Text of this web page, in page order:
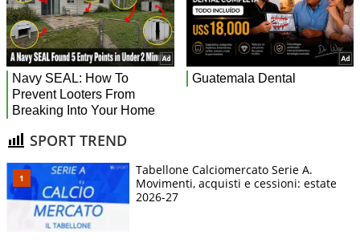
SPORT TREND
Tabellone Calciomercato Serie A.
Movimenti, acquisti e cessioni: estate
2026-27